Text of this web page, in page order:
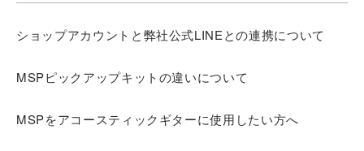
ショップアカウントと弊社公式LINEとの連携について
MSPピックアップキットの違いについて
MSPをアコースティックギターに使用したい方へ